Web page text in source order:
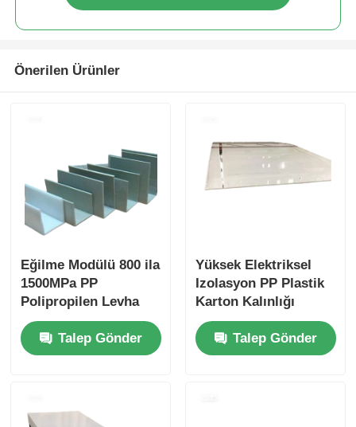
Önerilen Ürünler
Eğilme Modülü 800 ila
1500MPa PP
Polipropilen Levha
Kalınlığı Tipik olarak
1 mm ila 20 mm
Aralığındadır
İdeal
Talep Gönder
Yüksek Elektriksel
Izolasyon PP Plastik
Karton Kalınlığı
Genellikle 1 mm'den
20 mm'ye kadar
değişir Elektriksel ve
Talep Gönder